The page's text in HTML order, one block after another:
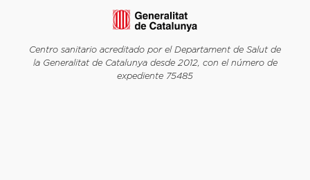
Centro sanitario acreditado por el Departament de Salut de
la Generalitat de Catalunya desde 2012, con el número de
expediente 75485